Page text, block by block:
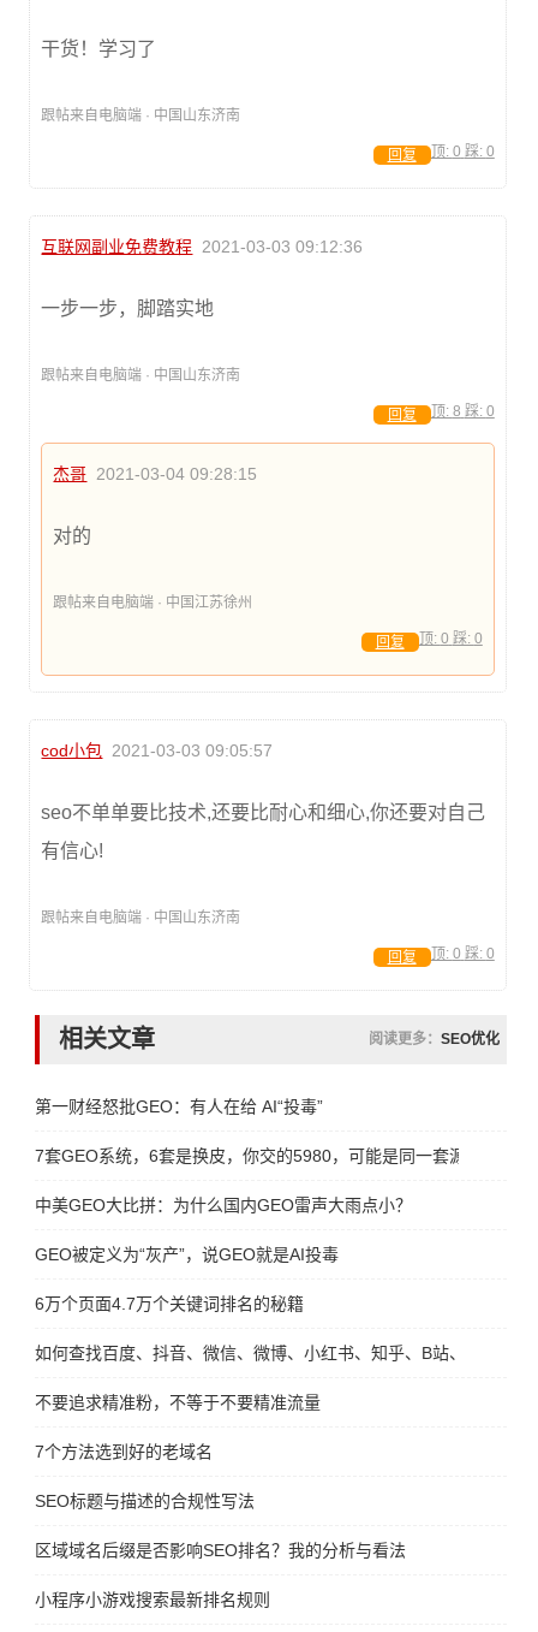
干货！学习了
跟帖来自电脑端 · 中国山东济南
顶: 0 踩: 0
回复
互联网副业免费教程 2021-03-03 09:12:36
一步一步，脚踏实地
跟帖来自电脑端 · 中国山东济南
顶: 8 踩: 0
回复
杰哥 2021-03-04 09:28:15
对的
跟帖来自电脑端 · 中国江苏徐州
顶: 0 踩: 0
回复
cod小包 2021-03-03 09:05:57
seo不单单要比技术,还要比耐心和细心,你还要对自己
有信心!
跟帖来自电脑端 · 中国山东济南
顶: 0 踩: 0
回复
相关文章 阅读更多： SEO优化
第一财经怒批GEO：有人在给 AI“投毒”
7套GEO系统，6套是换皮，你交的5980，可能是同一套源码
中美GEO大比拼：为什么国内GEO雷声大雨点小？
GEO被定义为“灰产”，说GEO就是AI投毒
6万个页面4.7万个关键词排名的秘籍
如何查找百度、抖音、微信、微博、小红书、知乎、B站、视频号
不要追求精准粉，不等于不要精准流量
7个方法选到好的老域名
SEO标题与描述的合规性写法
区域域名后缀是否影响SEO排名？我的分析与看法
小程序小游戏搜索最新排名规则